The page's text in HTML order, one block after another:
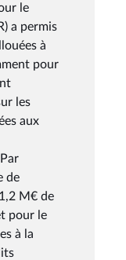
le
a permis
à
pour
les
aux
de
M€ de
pour le
à la